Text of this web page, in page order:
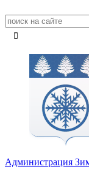
Администрация